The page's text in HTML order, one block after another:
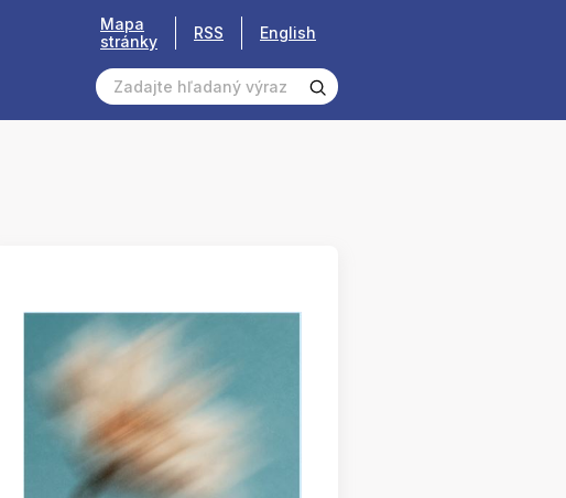
Mapa
stránky
RSS English